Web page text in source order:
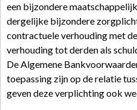
een bijzondere
dergelijke bijzondere
contractuele verhouding met
verhouding tot derden als
De Algemene
toepassing zijn op de relatie
geven deze verplichting ook